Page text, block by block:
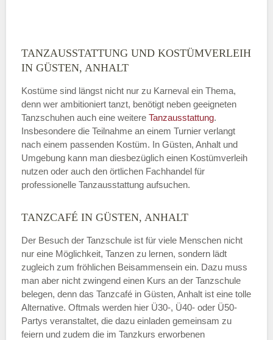
TANZAUSSTATTUNG UND KOSTÜMVERLEIH
IN GÜSTEN, ANHALT
Kostüme sind längst nicht nur zu Karneval ein Thema,
denn wer ambitioniert tanzt, benötigt neben geeigneten
Tanzschuhen auch eine weitere Tanzausstattung.
Insbesondere die Teilnahme an einem Turnier verlangt
nach einem passenden Kostüm. In Güsten, Anhalt und
Umgebung kann man diesbezüglich einen Kostümverleih
nutzen oder auch den örtlichen Fachhandel für
professionelle Tanzausstattung aufsuchen.
TANZCAFÉ IN GÜSTEN, ANHALT
Der Besuch der Tanzschule ist für viele Menschen nicht
nur eine Möglichkeit, Tanzen zu lernen, sondern lädt
zugleich zum fröhlichen Beisammensein ein. Dazu muss
man aber nicht zwingend einen Kurs an der Tanzschule
belegen, denn das Tanzcafé in Güsten, Anhalt ist eine tolle
Alternative. Oftmals werden hier Ü30-, Ü40- oder Ü50-
Partys veranstaltet, die dazu einladen gemeinsam zu
feiern und zudem die im Tanzkurs erworbenen